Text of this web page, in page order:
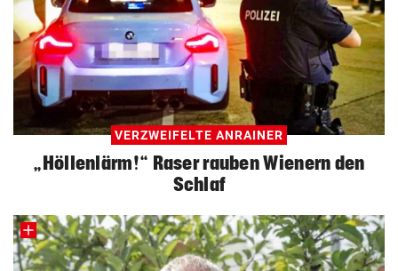
VERZWEIFELTE ANRAINER
„Höllenlärm!“ Raser rauben Wienern den
Schlaf